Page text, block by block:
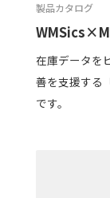
製品カタログ
在庫データを
善を支援する
です。